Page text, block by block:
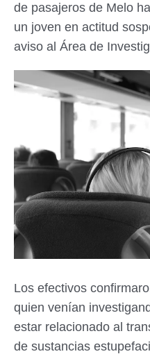
de pasajeros de Melo
un joven en actitud
aviso al Área de
Los efectivos
quien venían
estar relacionado al
de sustancias